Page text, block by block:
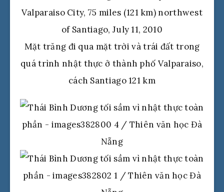
Mặt trăng đi qua mặt trời và trái đất trong
quá trình nhật thực ở thành phố Valparaiso,
cách Santiago 121 km